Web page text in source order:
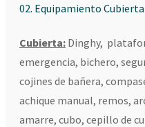
02. Equipamiento Cubierta
Cubierta: Dinghy,
emergencia, bichero,
cojines de bañera,
achique manual, remos,
amarre, cubo, cepillo de